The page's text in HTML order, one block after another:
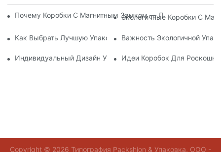
Почему Коробки С Магнитным Замком — Лучший Выбор
Экологичные Коробки С
Как Выбрать Лучшую Упаковку Для Средств По Уходу За
Важность Экологичной
Индивидуальный Дизайн Упаковки Для Средств По
Идеи Коробок Для
Copyright © 2026 Типография Packshion & Упаковка, ООО -